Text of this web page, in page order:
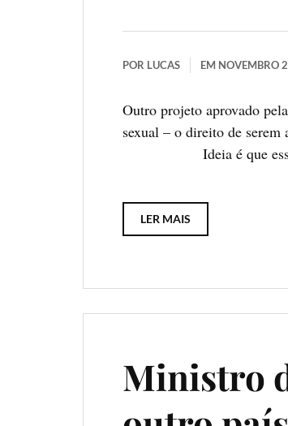
POR LUCAS EM NOVEMBRO
Outro projeto aprovado
sexual – o direito de
Ideia é que
LER MAIS
Ministro